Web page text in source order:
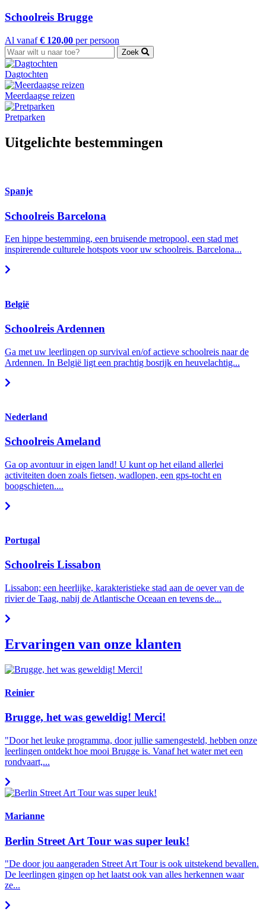
Schoolreis Brugge
Al vanaf€ 120,00 per persoon
Zoek
Dagtochten
Meerdaagse reizen
Pretparken
Uitgelichte bestemmingen
Spanje
Schoolreis Barcelona
Een hippe bestemming, een bruisende metropool, een stad met
inspirerende culturele hotspots voor uw schoolreis. Barcelona...
België
Schoolreis Ardennen
Ga met uw leerlingen op survival en/of actieve schoolreis naar de
Ardennen. In België ligt een prachtig bosrijk en heuvelachtig...
Nederland
Schoolreis Ameland
Ga op avontuur in eigen land! U kunt op het eiland allerlei
activiteiten doen zoals fietsen, wadlopen, een gps-tocht en
boogschieten....
Portugal
Schoolreis Lissabon
Lissabon; een heerlijke, karakteristieke stad aan de oever van de
rivier de Taag, nabij de Atlantische Oceaan en tevens de...
Ervaringen van onze klanten
Reinier
Brugge, het was geweldig! Merci!
"Door het leuke programma, door jullie samengesteld, hebben onze
leerlingen ontdekt hoe mooi Brugge is. Vanaf het water met een
rondvaart,...
Marianne
Berlin Street Art Tour was super leuk!
"De door jou aangeraden Street Art Tour is ook uitstekend bevallen.
De leerlingen gingen op het laatst ook van alles herkennen waar
ze...